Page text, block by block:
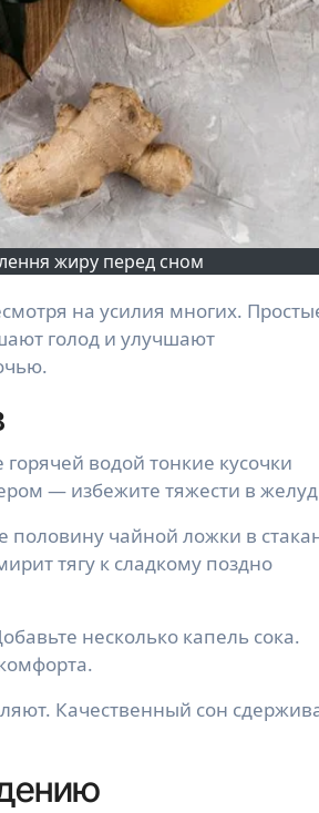
жиру перед сном
голод и улучшают
водой тонкие кусочки
— избежите тяжести в
половину чайной ложки в
тягу к сладкому поздно
несколько капель сока.
Качественный сон